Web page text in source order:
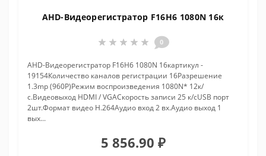
AHD-Видеорегистратор F16H6 1080N 16к
0
AHD-Видеорегистратор F16H6 1080N 16картикул -
19154Количество каналов регистрации 16Разрешение
1.3mp (960P)Режим воспроизведения 1080N* 12к/
с.Видеовыход HDMI / VGAСкорость записи 25 к/сUSB порт
2шт.Формат видео H.264Аудио вход 2 вх.Аудио выход 1
вых...
5 856.90 ₽